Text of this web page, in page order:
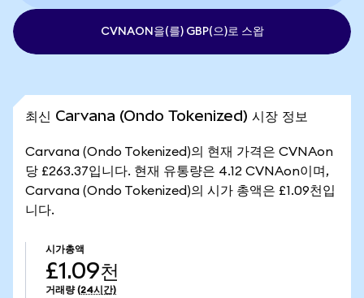
CVNAON을(를) GBP(으)로 스왑
최신 Carvana (Ondo Tokenized) 시장 정보
Carvana (Ondo Tokenized)의 현재 가격은 CVNAon
당 £263.37입니다. 현재 유통량은 4.12 CVNAon이며,
Carvana (Ondo Tokenized)의 시가 총액은 £1.09천입
니다.
시가총액
£1.09천
거래량 (24시간)